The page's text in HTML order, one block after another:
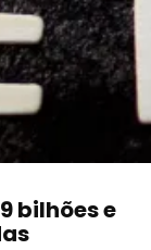
bilhões e